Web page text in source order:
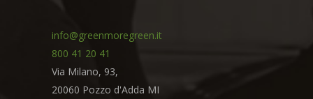
info@greenmoregreen.it
800 41 20 41
Via Milano, 93,
20060 Pozzo d'Adda MI